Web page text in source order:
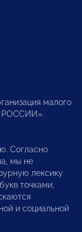
малого
РОССИИ».
Согласно
мы не
лексику
точками,
и социальной